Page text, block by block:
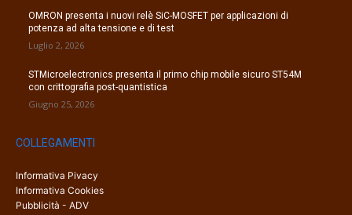
OMRON presenta i nuovi relè SiC-MOSFET per applicazioni di
potenza ad alta tensione e di test
Luglio 2, 2026
STMicroelectronics presenta il primo chip mobile sicuro ST54M
con crittografia post-quantistica
Giugno 25, 2026
COLLEGAMENTI
Informativa Pivacy
Informativa Cookies
Pubblicità - ADV